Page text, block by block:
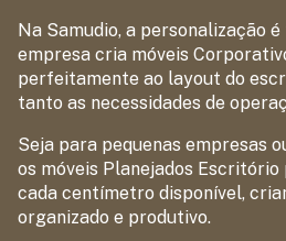
Na Samudio, a personalização
empresa cria móveis
perfeitamente ao layout do
tanto as necessidades de
Seja para pequenas empresas
os móveis Planejados
cada centímetro disponível,
organizado e produtivo.